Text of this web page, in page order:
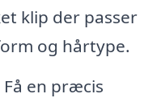
klip der passer
og hårtype.
Få en præcis